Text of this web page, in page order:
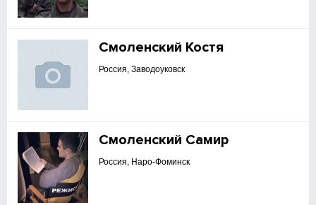
Смоленский Костя
Россия, Заводоуковск
Смоленский Самир
Россия, Наро-Фоминск